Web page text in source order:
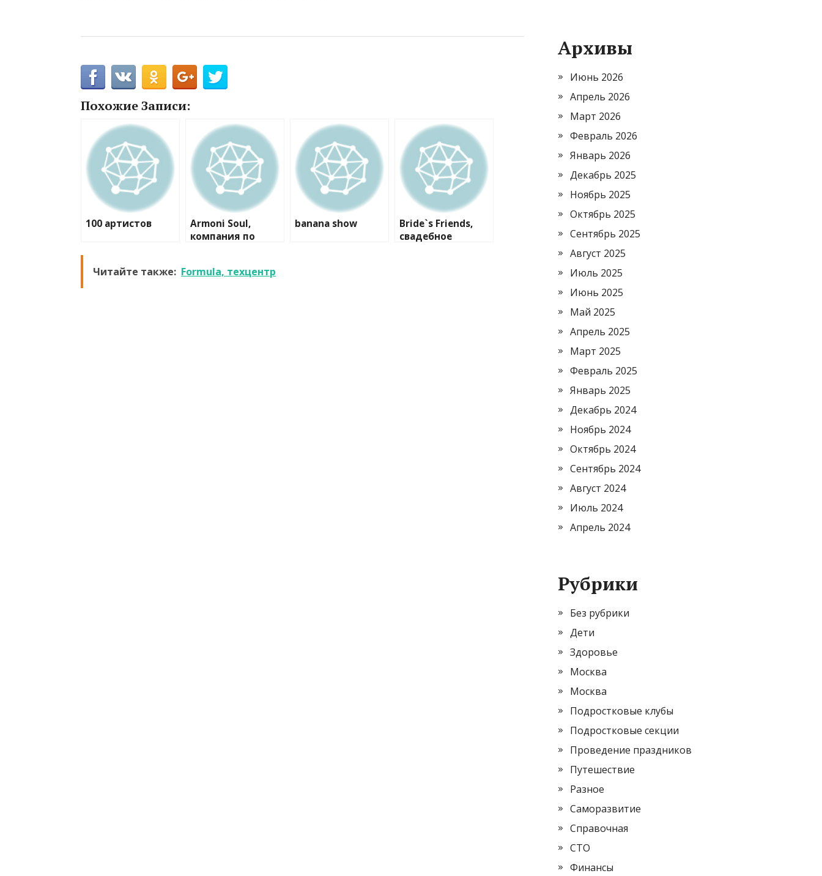
Похожие Записи:
100 артистов
Armoni Soul,
компания по
banana show
Bride`s Friends,
свадебное
Читайте также: Formula, техцентр
Архивы
Июнь 2026
Апрель 2026
Март 2026
Февраль 2026
Январь 2026
Декабрь 2025
Ноябрь 2025
Октябрь 2025
Сентябрь 2025
Август 2025
Июль 2025
Июнь 2025
Май 2025
Апрель 2025
Март 2025
Февраль 2025
Январь 2025
Декабрь 2024
Ноябрь 2024
Октябрь 2024
Сентябрь 2024
Август 2024
Июль 2024
Апрель 2024
Рубрики
Без рубрики
Дети
Здоровье
Москва
Москва
Подростковые клубы
Подростковые секции
Проведение праздников
Путешествие
Разное
Саморазвитие
Справочная
СТО
Финансы